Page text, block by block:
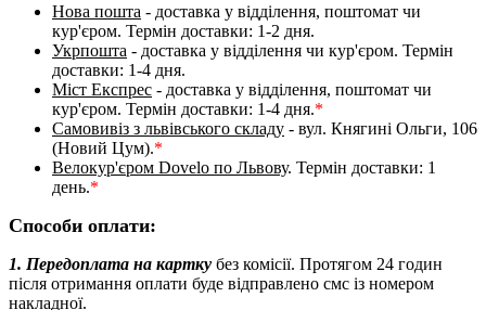
Нова пошта - доставка у відділення, поштомат чи
кур'єром. Термін доставки: 1-2 дня.
Укрпошта - доставка у відділення чи кур'єром. Термін
доставки: 1-4 дня.
Міст Експрес - доставка у відділення, поштомат чи
кур'єром. Термін доставки: 1-4 дня.*
Самовивіз з львівського складу - вул. Княгині Ольги, 106
(Новий Цум).*
Велокур'єром Dovelo по Львову. Термін доставки: 1
день.*
Способи оплати:
1. Передоплата на картку без комісії. Протягом 24 годин
після отримання оплати буде відправлено смс із номером
накладної.